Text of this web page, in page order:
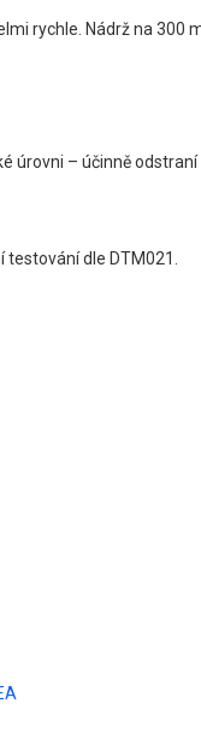
rychle. Nádrž na 300
úrovni – účinně
testování dle DTM021.